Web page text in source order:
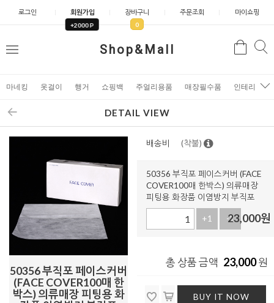
로그인 회원가입
+2000 P
장바구니
0
주문조회 마이쇼핑
Shop&Mall
메
검
마네킹 옷걸이 행거 쇼핑백 주얼리용품 매장필수품 인테리어소
DETAIL VIEW
50356 부직포 페이스커버
(FACE COVER100매 한
박스) 의류매장 피팅용 화
배송비 (착불)
50356 부직포 페이스커버 (FACE
COVER100매 한박스) 의류매장
피팅용 화장품 이염방지 부직포
+1 -1
23,000원
총 상품 금액 23,000원
BUY IT NOW